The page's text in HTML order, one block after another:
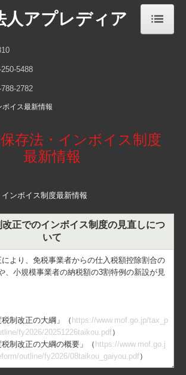
ワーク
設立
ボイス最新情報
存法・インボイス制度
最新情報
正でのインボイス制度の見直しにつ
いて
より、免税事業者からの仕入税額控除割合の
、小規模事業者の納税額の3割特例の新設が見
制改正の大綱」（ https://www.mof.go.jp/tax_p
fy2026/20251226taikou.pdf）
制改正の大綱の概要」（ https://www.mof.go.j
outline/fy2026/08taikou_gaiyou.pdf）